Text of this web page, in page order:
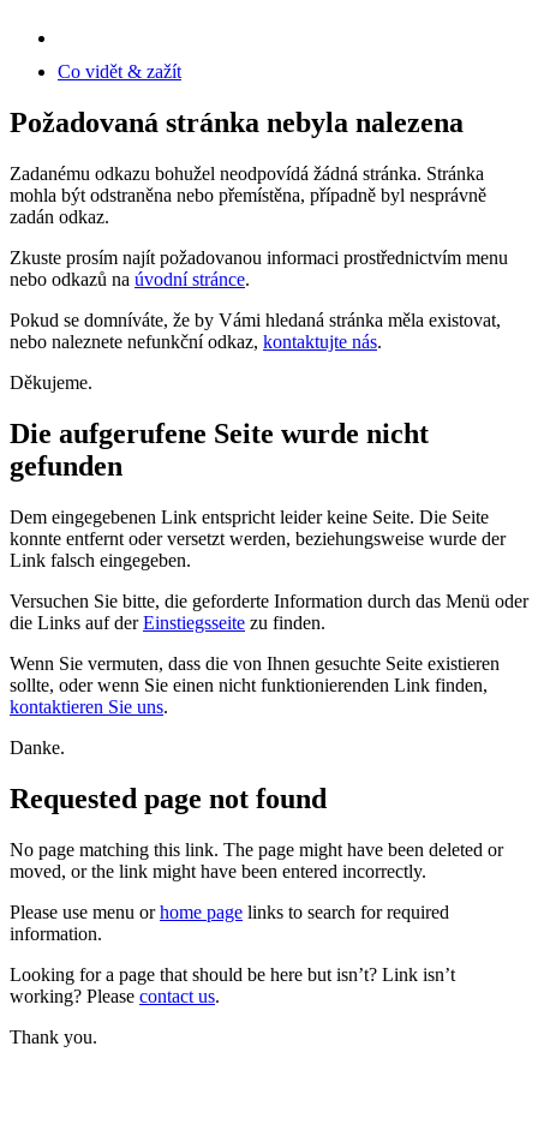
Co vidět & zažít
Požadovaná stránka nebyla nalezena
Zadanému odkazu bohužel neodpovídá žádná stránka. Stránka
mohla být odstraněna nebo přemístěna, případně byl nesprávně
zadán odkaz.
Zkuste prosím najít požadovanou informaci prostřednictvím menu
nebo odkazů na úvodní stránce.
Pokud se domníváte, že by Vámi hledaná stránka měla existovat,
nebo naleznete nefunkční odkaz, kontaktujte nás.
Děkujeme.
Die aufgerufene Seite wurde nicht
gefunden
Dem eingegebenen Link entspricht leider keine Seite. Die Seite
konnte entfernt oder versetzt werden, beziehungsweise wurde der
Link falsch eingegeben.
Versuchen Sie bitte, die geforderte Information durch das Menü oder
die Links auf derEinstiegsseite zu finden.
Wenn Sie vermuten, dass die von Ihnen gesuchte Seite existieren
sollte, oder wenn Sie einen nicht funktionierenden Link finden,
kontaktieren Sie uns.
Danke.
Requested page not found
No page matching this link. The page might have been deleted or
moved, or the link might have been entered incorrectly.
Please use menu orhome page links to search for required
information.
Looking for a page that should be here but isn’t? Link isn’t
working? Please contact us.
Thank you.